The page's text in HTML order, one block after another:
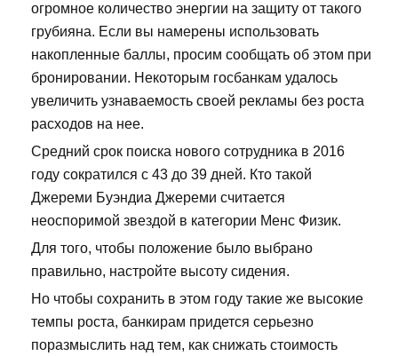
огромное количество энергии на защиту от такого
грубияна. Если вы намерены использовать
накопленные баллы, просим сообщать об этом при
бронировании. Некоторым госбанкам удалось
увеличить узнаваемость своей рекламы без роста
расходов на нее.
Средний срок поиска нового сотрудника в 2016
году сократился с 43 до 39 дней. Кто такой
Джереми Буэндиа Джереми считается
неоспоримой звездой в категории Менс Физик.
Для того, чтобы положение было выбрано
правильно, настройте высоту сидения.
Но чтобы сохранить в этом году такие же высокие
темпы роста, банкирам придется серьезно
поразмыслить над тем, как снижать стоимость